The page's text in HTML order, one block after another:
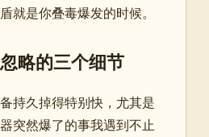
就是你叠毒爆发的时候。
略的三个细节
持久掉得特别快，尤其是
突然爆了的事我遇到不止